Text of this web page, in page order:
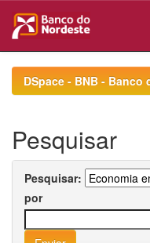
navigationDSpace - BNB -
Pesquisar
Pesquisar:
por